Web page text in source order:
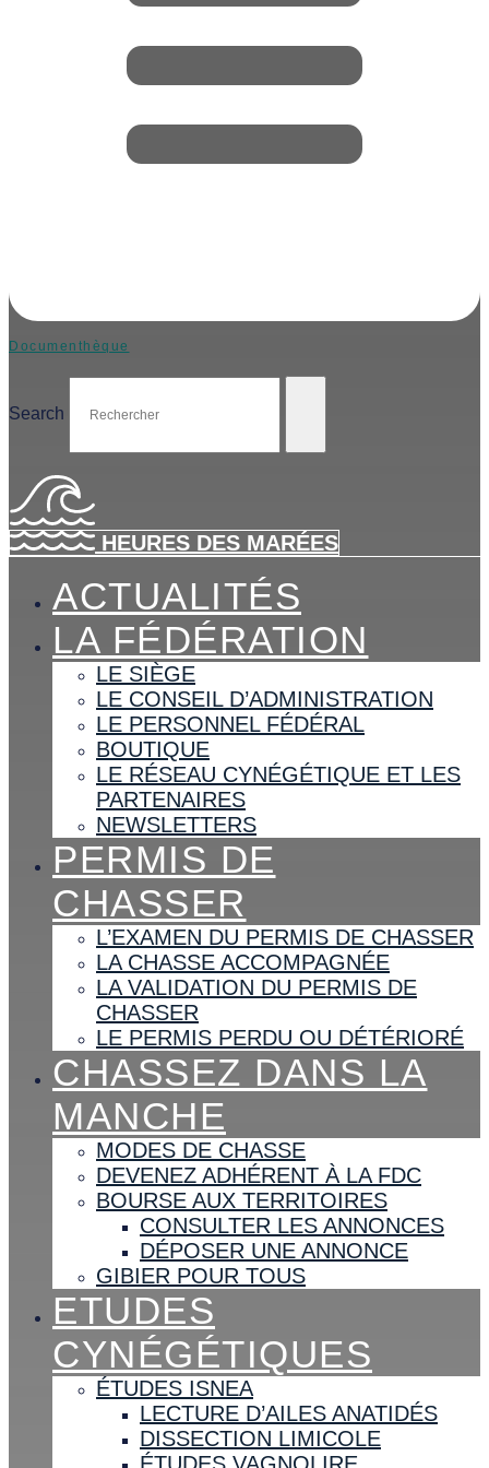
Documenthèque
Search
HEURES DES MARÉES
ACTUALITÉS
LA FÉDÉRATION
LE SIÈGE
LE CONSEIL D’ADMINISTRATION
LE PERSONNEL FÉDÉRAL
BOUTIQUE
LE RÉSEAU CYNÉGÉTIQUE ET LES
PARTENAIRES
NEWSLETTERS
PERMIS DE
CHASSER
L’EXAMEN DU PERMIS DE CHASSER
LA CHASSE ACCOMPAGNÉE
LA VALIDATION DU PERMIS DE
CHASSER
LE PERMIS PERDU OU DÉTÉRIORÉ
CHASSEZ DANS LA
MANCHE
MODES DE CHASSE
DEVENEZ ADHÉRENT À LA FDC
BOURSE AUX TERRITOIRES
CONSULTER LES ANNONCES
DÉPOSER UNE ANNONCE
GIBIER POUR TOUS
ETUDES
CYNÉGÉTIQUES
ÉTUDES ISNEA
LECTURE D’AILES ANATIDÉS
DISSECTION LIMICOLE